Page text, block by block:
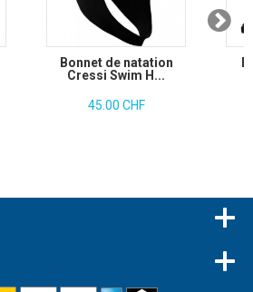
Bonnet de natation
Cressi Swim H...
45.00 CHF